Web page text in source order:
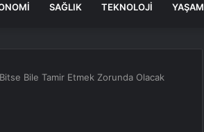
SAĞLIK TEKNOLOJI YAŞAM
Bile Tamir Etmek Zorunda Olacak